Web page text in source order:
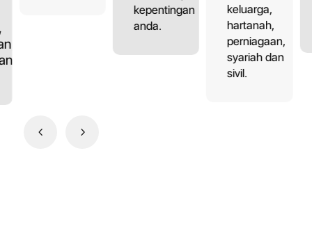
kepentingan
anda.
keluarga,
hartanah,
perniagaan,
syariah dan
sivil.
4 5